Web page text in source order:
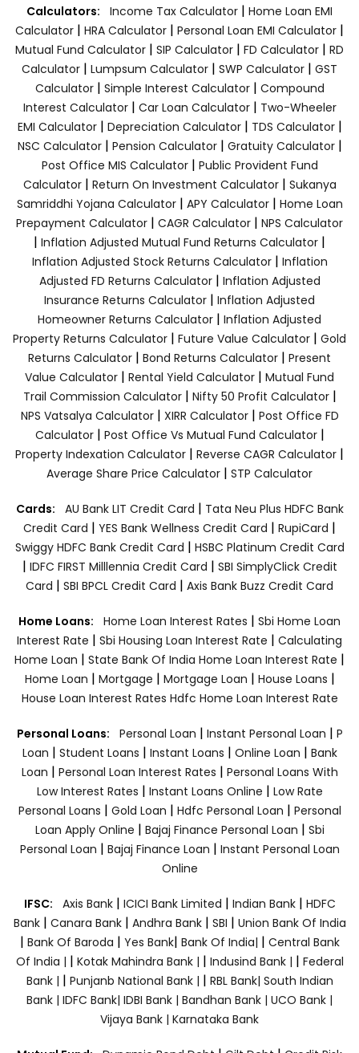
Calculators: Income Tax Calculator | Home Loan EMI
Calculator | HRA Calculator | Personal Loan EMI Calculator |
Mutual Fund Calculator | SIP Calculator | FD Calculator | RD
Calculator | Lumpsum Calculator | SWP Calculator | GST
Calculator| Simple Interest Calculator| Compound
Interest Calculator| Car Loan Calculator| Two-Wheeler
EMI Calculator| Depreciation Calculator| TDS Calculator|
NSC Calculator| Pension Calculator| Gratuity Calculator|
Post Office MIS Calculator| Public Provident Fund
Calculator| Return On Investment Calculator| Sukanya
Samriddhi Yojana Calculator| APY Calculator| Home Loan
Prepayment Calculator | CAGR Calculator | NPS Calculator
| Inflation Adjusted Mutual Fund Returns Calculator |
Inflation Adjusted Stock Returns Calculator| Inflation
Adjusted FD Returns Calculator| Inflation Adjusted
Insurance Returns Calculator | Inflation Adjusted
Homeowner Returns Calculator | Inflation Adjusted
Property Returns Calculator | Future Value Calculator | Gold
Returns Calculator | Bond Returns Calculator | Present
Value Calculator | Rental Yield Calculator | Mutual Fund
Trail Commission Calculator| Nifty 50 Profit Calculator|
NPS Vatsalya Calculator| XIRR Calculator| Post Office FD
Calculator| Post Office Vs Mutual Fund Calculator|
Property Indexation Calculator | Reverse CAGR Calculator |
Average Share Price Calculator | STP Calculator
Cards: AU Bank LIT Credit Card | Tata Neu Plus HDFC Bank
Credit Card | YES Bank Wellness Credit Card | RupiCard |
Swiggy HDFC Bank Credit Card | HSBC Platinum Credit Card
| IDFC FIRST Milllennia Credit Card | SBI SimplyClick Credit
Card | SBI BPCL Credit Card | Axis Bank Buzz Credit Card
Home Loans: Home Loan Interest Rates | Sbi Home Loan
Interest Rate | Sbi Housing Loan Interest Rate | Calculating
Home Loan | State Bank Of India Home Loan Interest Rate |
Home Loan | Mortgage | Mortgage Loan | House Loans |
House Loan Interest Rates Hdfc Home Loan Interest Rate
Personal Loans: Personal Loan | Instant Personal Loan | P
Loan | Student Loans | Instant Loans | Online Loan | Bank
Loan | Personal Loan Interest Rates | Personal Loans With
Low Interest Rates | Instant Loans Online | Low Rate
Personal Loans | Gold Loan | Hdfc Personal Loan | Personal
Loan Apply Online | Bajaj Finance Personal Loan | Sbi
Personal Loan | Bajaj Finance Loan | Instant Personal Loan
Online
IFSC: Axis Bank | ICICI Bank Limited | Indian Bank | HDFC
Bank| Canara Bank | Andhra Bank| SBI | Union Bank Of India
| Bank Of Baroda | Yes Bank| Bank Of India| | Central Bank
Of India | | Kotak Mahindra Bank | | Indusind Bank | | Federal
Bank | | Punjanb National Bank | | RBL Bank| South Indian
Bank | IDFC Bank| IDBI Bank | Bandhan Bank | UCO Bank |
Vijaya Bank | Karnataka Bank